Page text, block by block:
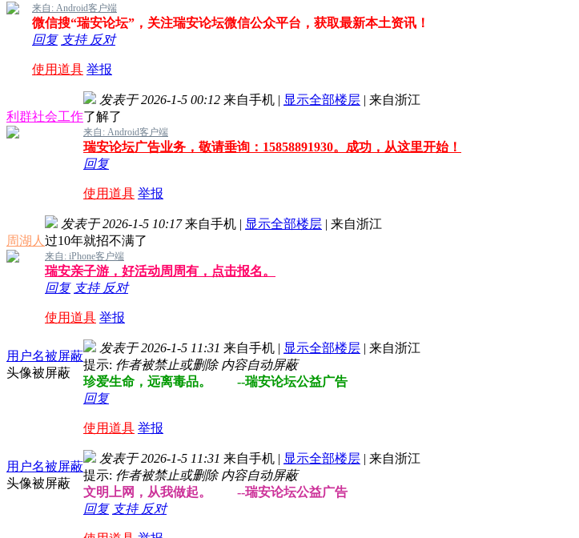
来自: Android客户端
微信搜“瑞安论坛”，关注瑞安论坛微信公众平台，获取最新本土资讯！
回复 支持 反对
使用道具 举报
利群社会工作
发表于 2026-1-5 00:12 来自手机 | 显示全部楼层 | 来自浙江
了解了
来自: Android客户端
瑞安论坛广告业务，敬请垂询：15858891930。成功，从这里开始！
回复
使用道具 举报
周湖人
发表于 2026-1-5 10:17 来自手机 | 显示全部楼层 | 来自浙江
过10年就招不满了
来自: iPhone客户端
瑞安亲子游，好活动周周有，点击报名。
回复 支持 反对
使用道具 举报
用户名被屏蔽
头像被屏蔽
发表于 2026-1-5 11:31 来自手机 | 显示全部楼层 | 来自浙江
提示: 作者被禁止或删除 内容自动屏蔽
珍爱生命，远离毒品。 --瑞安论坛公益广告
回复
使用道具 举报
用户名被屏蔽
头像被屏蔽
发表于 2026-1-5 11:31 来自手机 | 显示全部楼层 | 来自浙江
提示: 作者被禁止或删除 内容自动屏蔽
文明上网，从我做起。 --瑞安论坛公益广告
回复 支持 反对